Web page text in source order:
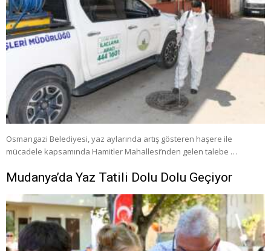
Osmangazi Belediyesi, yaz aylarında artış gösteren haşere ile
mücadele kapsamında Hamitler Mahallesi’nden gelen talebe …
Mudanya’da Yaz Tatili Dolu Dolu Geçiyor